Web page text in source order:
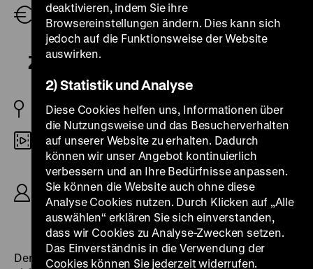
Eintritt frei
Zug der Zeit
BRD 1967
Digital SD
R: Peter Beauvais, B: Horst Lommer, K: Walter
Fehdmer, Michael Vallenthin, D: Walter Jokisch,
Wera Frydtberg, Barbara Schöne, Katrin Schaake,
Uwe Friedrichsen, 88’
Der sechste und letzte Lommer/Beauvais-Film dreht
deaktivieren, indem Sie ihre
Browsereinstellungen ändern. Dies kann sich
jedoch auf die Funktionsweise der Website
auswirken.
2) Statistik und Analyse
Diese Cookies helfen uns, Informationen über
die Nutzungsweise und das Besucherverhalten
auf unserer Website zu erhalten. Dadurch
können wir unser Angebot kontinuierlich
verbessern und an Ihre Bedürfnisse anpassen.
Sie können die Website auch ohne diese
Analyse Cookies nutzen. Durch Klicken auf „Alle
auswählen“ erklären Sie sich einverstanden,
dass wir Cookies zu Analyse-Zwecken setzen.
Das Einverständnis in die Verwendung der
Cookies können Sie jederzeit widerrufen.